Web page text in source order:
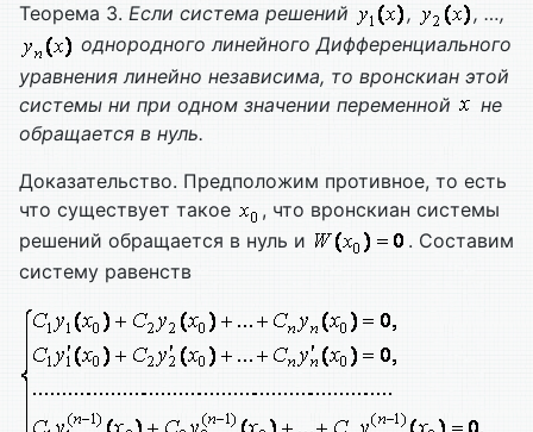
Теорема 3. Если система решений ,
, …,
однородного линейногоДифференциального
уравнения линейно независима, то вронскиан этой
системы ни при одном значении переменной
не
обращается в нуль.
Доказательство. Предположим противное, то есть
что существует такое
, что вронскиан системы
решений обращается в нуль и
. Составим
систему равенств